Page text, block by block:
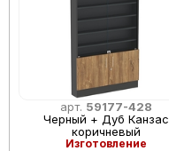
арт. 59177-428
Черный + Дуб Канзас
коричневый
Изготовление